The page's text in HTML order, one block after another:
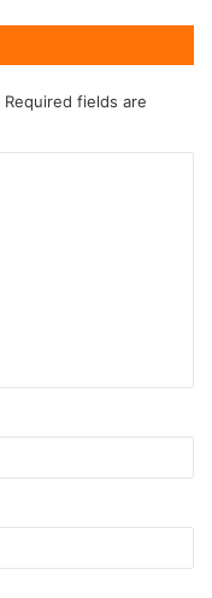
Required fields are